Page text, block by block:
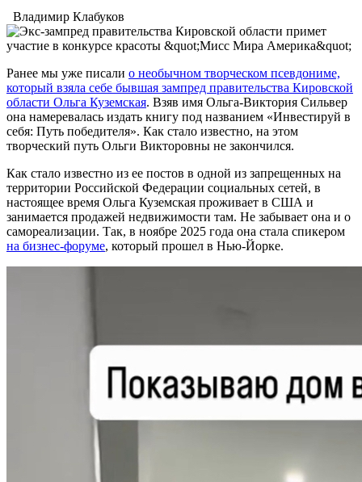
Владимир Клабуков
Ранее мы уже писали о необычном творческом псевдониме,
который взяла себе бывшая зампред правительства Кировской
области Ольга Куземская. Взяв имя Ольга-Виктория Сильвер
она намеревалась издать книгу под названием «Инвестируй в
себя: Путь победителя». Как стало известно, на этом
творческий путь Ольги Викторовны не закончился.
Как стало известно из ее постов в одной из запрещенных на
территории Российской Федерации социальных сетей, в
настоящее время Ольга Куземская проживает в США и
занимается продажей недвижимости там. Не забывает она и о
самореализации. Так, в ноябре 2025 года она стала спикером
на бизнес-форуме, который прошел в Нью-Йорке.